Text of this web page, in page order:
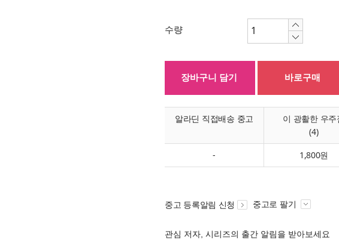
수량
장바구니 담기 바로구매
알라딘 직접배송 중고
이 광활한 우주
(4)
- 1,800원
중고 등록알림 신청 중고로 팔기
관심 저자, 시리즈의 출간 알림을 받아보세요